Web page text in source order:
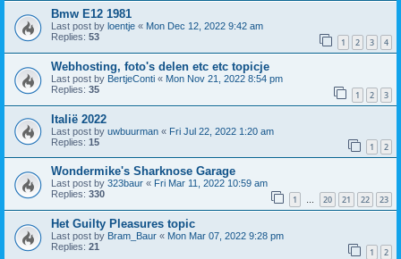
Bmw E12 1981
Last post by loentje « Mon Dec 12, 2022 9:42 am
Replies: 53 1 2 3 4
Webhosting, foto's delen etc etc topicje
Last post by BertjeConti « Mon Nov 21, 2022 8:54 pm
Replies: 35 1 2 3
Italië 2022
Last post by uwbuurman « Fri Jul 22, 2022 1:20 am
Replies: 15 1 2
Wondermike's Sharknose Garage
Last post by 323baur « Fri Mar 11, 2022 10:59 am
Replies: 330 1 … 20 21 22 23
Het Guilty Pleasures topic
Last post by Bram_Baur « Mon Mar 07, 2022 9:28 pm
Replies: 21 1 2